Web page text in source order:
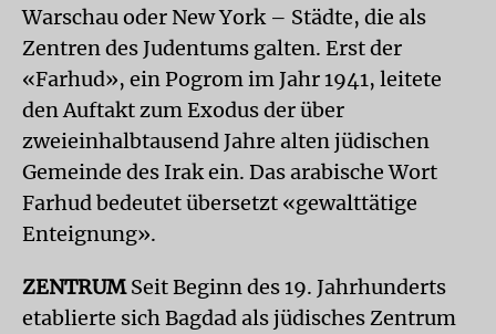
Warschau oder New York – Städte, die als
Zentren des Judentums galten. Erst der
«Farhud», ein Pogrom im Jahr 1941, leitete
den Auftakt zum Exodus der über
zweieinhalbtausend Jahre alten jüdischen
Gemeinde des Irak ein. Das arabische Wort
Farhud bedeutet übersetzt «gewalttätige
Enteignung».
ZENTRUMSeit Beginn des 19. Jahrhunderts
etablierte sich Bagdad als jüdisches Zentrum